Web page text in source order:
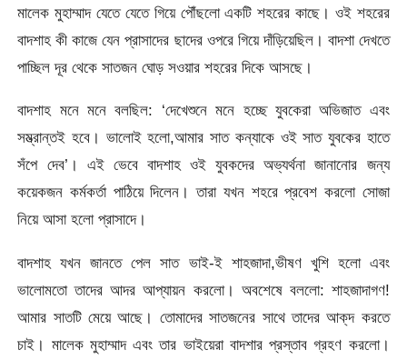
মালেক মুহাম্মাদ যেতে যেতে গিয়ে পৌঁছলো একটি শহরের কাছে। ওই শহরের
বাদশাহ কী কাজে যেন প্রাসাদের ছাদের ওপরে গিয়ে দাঁড়িয়েছিল। বাদশা দেখতে
পাচ্ছিল দূর থেকে সাতজন ঘোড় সওয়ার শহরের দিকে আসছে।
বাদশাহ মনে মনে বলছিল: ‘দেখেশুনে মনে হচ্ছে যুবকেরা অভিজাত এবং
সম্ভ্রান্তই হবে। ভালোই হলো,আমার সাত কন্যাকে ওই সাত যুবকের হাতে
সঁপে দেব’। এই ভেবে বাদশাহ ওই যুবকদের অভ্যর্থনা জানানোর জন্য
কয়েকজন কর্মকর্তা পাঠিয়ে দিলেন। তারা যখন শহরে প্রবেশ করলো সোজা
নিয়ে আসা হলো প্রাসাদে।
বাদশাহ যখন জানতে পেল সাত ভাই-ই শাহজাদা,ভীষণ খুশি হলো এবং
ভালোমতো তাদের আদর আপ্যায়ন করলো। অবশেষে বললো: শাহজাদাগণ!
আমার সাতটি মেয়ে আছে। তোমাদের সাতজনের সাথে তাদের আক্‌দ করতে
চাই। মালেক মুহাম্মাদ এবং তার ভাইয়েরা বাদশার প্রস্তাব গ্রহণ করলো।